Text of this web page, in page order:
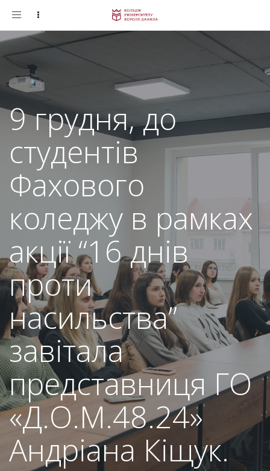
Toggle
9 грудня, до
студентів
Фахового
коледжу в рамках
акції “16 днів
проти
насильства”
завітала
представниця ГО
«Д.О.М.48.24»
Андріана Кіщук.